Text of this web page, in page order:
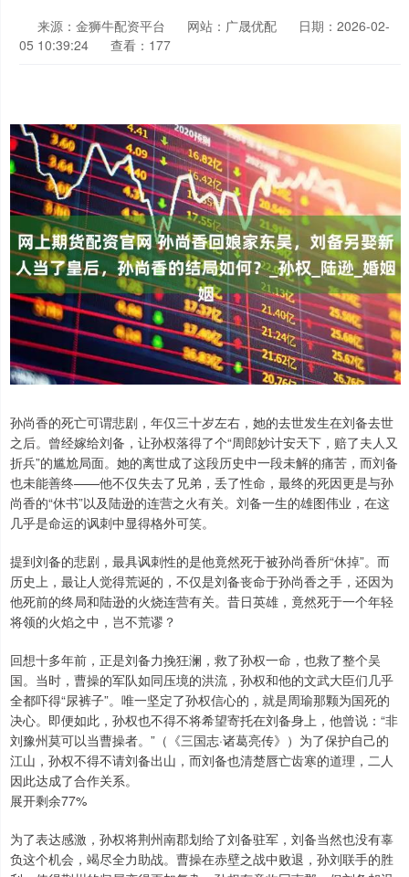
来源：金狮牛配资平台 网站：广晟优配
日期：2026-02-
05 10:39:24
查看：177
孙尚香的死亡可谓悲剧，年仅三十岁左右，她的去世发生在刘备去世
之后。曾经嫁给刘备，让孙权落得了个“周郎妙计安天下，赔了夫人又
折兵”的尴尬局面。她的离世成了这段历史中一段未解的痛苦，而刘备
也未能善终——他不仅失去了兄弟，丢了性命，最终的死因更是与孙
尚香的“休书”以及陆逊的连营之火有关。刘备一生的雄图伟业，在这
几乎是命运的讽刺中显得格外可笑。
提到刘备的悲剧，最具讽刺性的是他竟然死于被孙尚香所“休掉”。而
历史上，最让人觉得荒诞的，不仅是刘备丧命于孙尚香之手，还因为
他死前的终局和陆逊的火烧连营有关。昔日英雄，竟然死于一个年轻
将领的火焰之中，岂不荒谬？
回想十多年前，正是刘备力挽狂澜，救了孙权一命，也救了整个吴
国。当时，曹操的军队如同压境的洪流，孙权和他的文武大臣们几乎
全都吓得“尿裤子”。唯一坚定了孙权信心的，就是周瑜那颗为国死的
决心。即便如此，孙权也不得不将希望寄托在刘备身上，他曾说：“非
刘豫州莫可以当曹操者。”（《三国志·诸葛亮传》）为了保护自己的
江山，孙权不得不请刘备出山，而刘备也清楚唇亡齿寒的道理，二人
因此达成了合作关系。
展开剩余77%
为了表达感激，孙权将荆州南郡划给了刘备驻军，刘备当然也没有辜
负这个机会，竭尽全力助战。曹操在赤壁之战中败退，孙刘联手的胜